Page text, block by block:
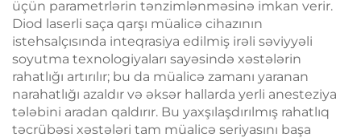
üçün parametrlərin tənzimlənməsinə imkan verir.
Diod laserli saça qarşı müalicə cihazının
istehsalçısında inteqrasiya edilmiş irəli səviyyəli
soyutma texnologiyaları sayəsində xəstələrin
rahatlığı artırılır; bu da müalicə zamanı yaranan
narahatlığı azaldır və əksər hallarda yerli anesteziya
tələbini aradan qaldırır. Bu yaxşılaşdırılmış rahatlıq
təcrübəsi xəstələri tam müalicə seriyasını başa